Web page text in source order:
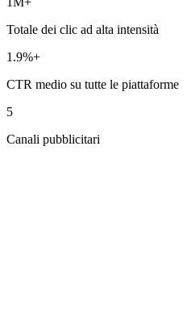
Totale dei clic ad alta intensità
1.9%+
CTR medio su tutte le piattaforme
5
Canali pubblicitari